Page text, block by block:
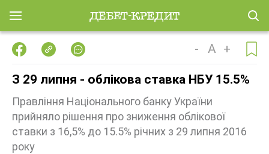
- A +
З 29 липня - облікова ставка НБУ 15.5%
Правління Національного банку України
прийняло рішення про зниження облікової
ставки з 16,5% до 15.5% річних з 29 липня 2016
року